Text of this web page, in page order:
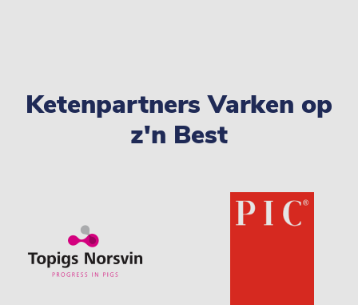
Ketenpartners Varken op
z'n Best